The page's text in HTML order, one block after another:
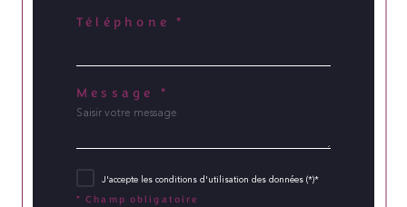
Téléphone *
Message *
J'accepte les conditions d'utilisation des données (*)*
* Champ obligatoire